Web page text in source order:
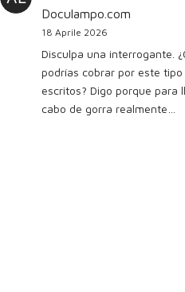
Doculampo.com
18 Aprile 2026
Disculpa una interrogante.
podrías cobrar por este tipo
escritos? Digo porque para
cabo de gorra realmente…